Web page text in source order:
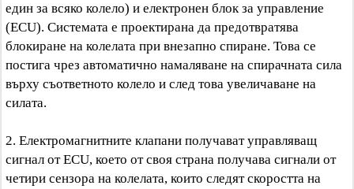
един за всяко колело) и електронен блок за управление
(ECU). Системата е проектирана да предотвратява
блокиране на колелата при внезапно спиране. Това се
постига чрез автоматично намаляване на спирачната сила
върху съответното колело и след това увеличаване на
силата.
2. Електромагнитните клапани получават управляващ
сигнал от ECU, което от своя страна получава сигнали от
четири сензора на колелата, които следят скоростта на